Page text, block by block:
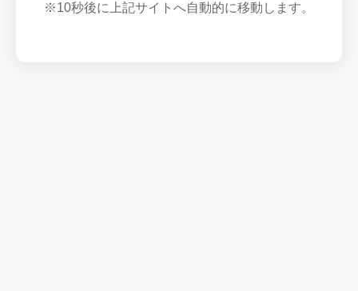
※10秒後に上記サイトへ自動的に移動します。